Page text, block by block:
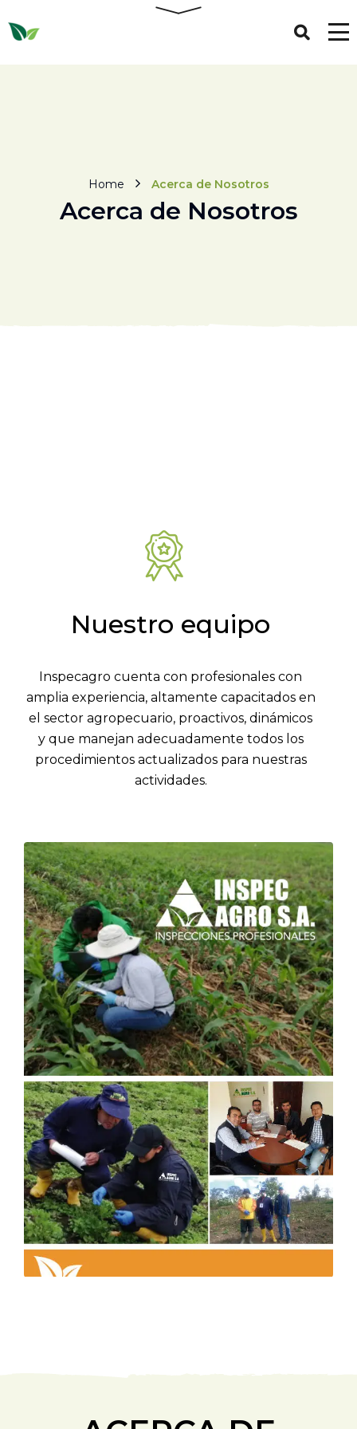
Home Acerca de Nosotros
Acerca de Nosotros
Nuestro equipo
Inspecagro cuenta con profesionales con
amplia experiencia, altamente capacitados en
el sector agropecuario, proactivos, dinámicos
y que manejan adecuadamente todos los
procedimientos actualizados para nuestras
actividades.